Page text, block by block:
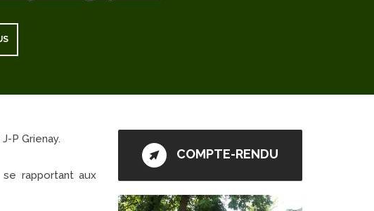
P Grienay.
rapportant aux
COMPTE-RENDU